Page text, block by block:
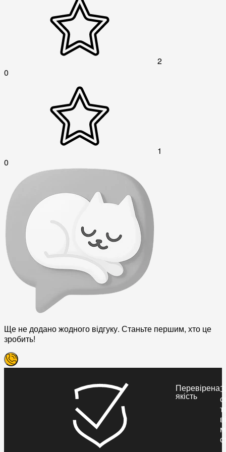
2
0
1
0
Ще не додано жодного відгуку. Станьте першим, хто це
зробить!
Перевірена
якість